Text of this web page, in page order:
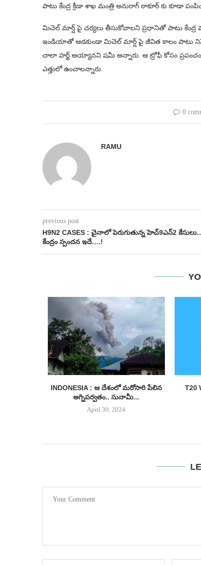
పాటు కేంద్ర క్రీడా శాఖ మంత్రి అనురాగ్ ఠాకూర్ కు కూడా
మిచెల్ మార్ష్‌‌ పై చర్యలు తీసుకోవాలని ప్రధానితో పాటు
ఇండియాతో ఆడకుండా మిచెల్ మార్ష్ పై జీవిత కాలం పాటు
చాలా హర్ట్ అయ్యానని షమీ అన్నారు. ఆ ట్రోఫీ కోసం
ఎత్తులో ఉంచాలన్నారు.
0
RAMU
previous post
H9N2 CASES : చైనాలో పెరుగుతున్న హెచ్‌9ఎన్‌2
కేంద్రం స్పందన ఇదే….!
INDONESIA : ఆ దేశంలో మరోసారి పేలిన
అగ్నిపర్వతం.. సునామీ...
April 30, 2024
T20